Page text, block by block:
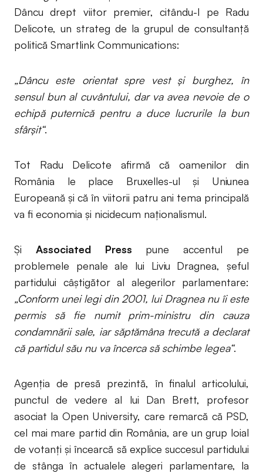
Dâncu drept viitor premier, citându-l pe Radu
Delicote, un strateg de la grupul de consultanță
politică Smartlink Communications:
„Dâncu este orientat spre vest și burghez, în
sensul bun al cuvântului, dar va avea nevoie de o
echipă puternică pentru a duce lucrurile la bun
sfârșit“.
Tot Radu Delicote afirmă că oamenilor din
România le place Bruxelles-ul și Uniunea
Europeană și că în viitorii patru ani tema principală
va fi economia și nicidecum naționalismul.
Și Associated Press pune accentul pe
problemele penale ale lui Liviu Dragnea, șeful
partidului câștigător al alegerilor parlamentare:
„Conform unei legi din 2001, lui Dragnea nu îi este
permis să fie numit prim-ministru din cauza
condamnării sale, iar săptămâna trecută a declarat
că partidul său nu va încerca să schimbe legea“.
Agenția de presă prezintă, în finalul articolului,
punctul de vedere al lui Dan Brett, profesor
asociat la Open University, care remarcă că PSD,
cel mai mare partid din România, are un grup loial
de votanți și încearcă să explice succesul partidului
de stânga în actualele alegeri parlamentare, la